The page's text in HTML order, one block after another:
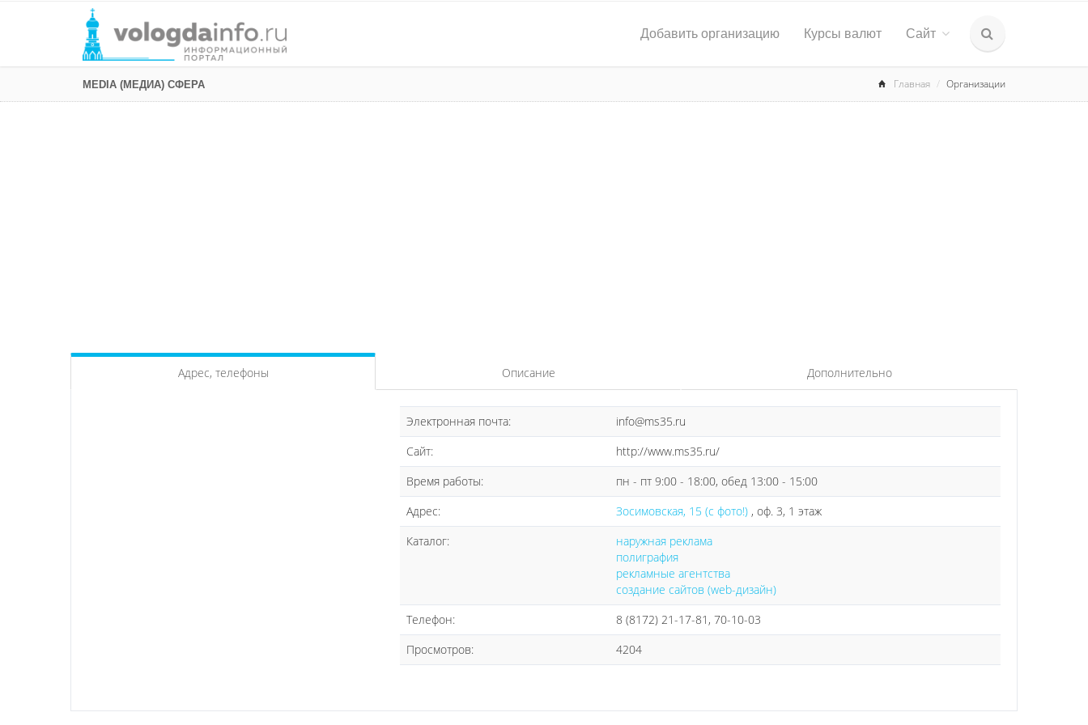
Добавить организацию Курсы валют Сайт
MEDIA (МЕДИА) СФЕРА Главная Организации
Адрес, телефоны Описание Дополнительно
Электронная почта:
info@ms35.ru
Сайт:
http://www.ms35.ru/
Время работы:
пн - пт 9:00 - 18:00, обед 13:00 - 15:00
Адрес:
Зосимовская, 15 (с фото!) , оф. 3, 1 этаж
Каталог:
наружная реклама
полиграфия
рекламные агентства
создание сайтов (web-дизайн)
Телефон:
8 (8172) 21-17-81, 70-10-03
Просмотров:
4204